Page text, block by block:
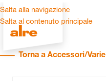
Salta alla navigazione
Salta al contenuto principale
Torna a Accessori/Varie